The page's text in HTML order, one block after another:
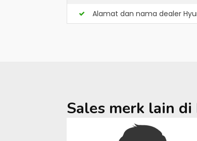
Alamat dan nama dealer
Sales merk lain di